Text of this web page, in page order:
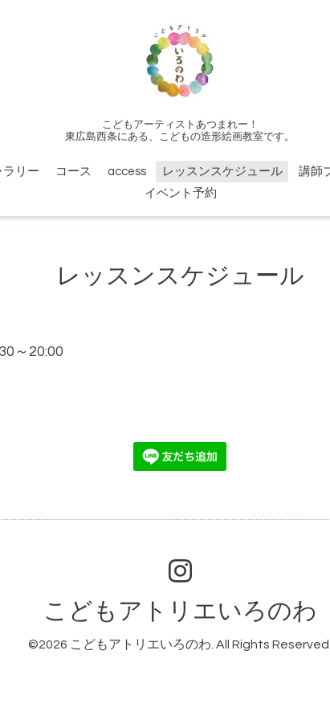
こどもアーティストあつまれー！
東広島西条にある、こどもの造形絵画教室です。
ラリー コース access レッスンスケジュール 講師
イベント予約
レッスンスケジュール
～20:00
こどもアトリエいろのわ
©2026 こどもアトリエいろのわ . All Rights Reserved.